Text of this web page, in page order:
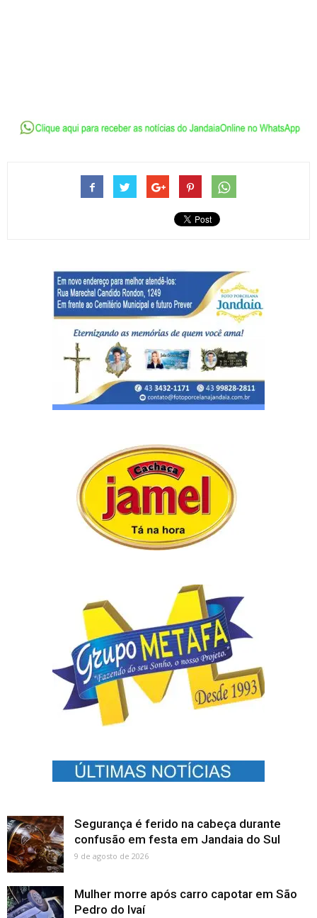
Segurança é ferido na cabeça durante
confusão em festa em Jandaia do Sul
9 de agosto de 2026
Mulher morre após carro capotar em São
Pedro do Ivaí